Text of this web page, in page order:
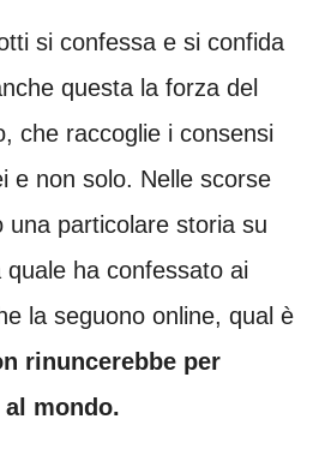
si confessa e si confida
questa la forza del
che raccoglie i consensi
e non solo. Nelle scorse
una particolare storia su
ha confessato ai
la seguono online, qual è
rinuncerebbe per
mondo.